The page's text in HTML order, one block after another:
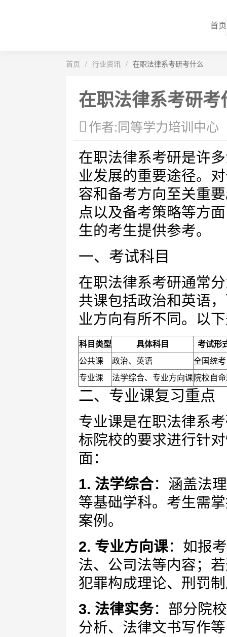
首页
首页 / 行业资讯 / 在职法律系考研考什么
在职法律系考研考
作者:同等学力培训中心
在职法律系考研是许
业发展的重要途径。
容和备考方向至关重
点以及备考策略等方
生的考生提供参考。
一、考试科目
在职法律系考研通常
共课包括政治和英语
业方向有所不同。以
科目类型 具体科目
考试形
公共课
政治、英语
全国统考
专业课
法学综合、专业方向课 院校自
二、专业课复习重点
专业课是在职法律系
标院校的要求进行针
面：
1. 法学综合：涵盖法
等基础学科。考生需
案例。
2. 专业方向课：如报
法、公司法等内容；
犯罪构成理论、刑罚
3. 法律实务：部分院
分析、法律文书写作